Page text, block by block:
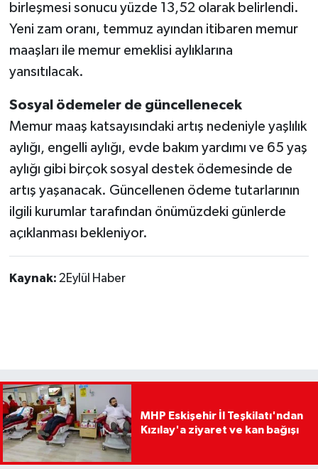
birleşmesi sonucu yüzde 13,52 olarak belirlendi.
Yeni zam oranı, temmuz ayından itibaren memur
maaşları ile memur emeklisi aylıklarına
yansıtılacak.
Sosyal ödemeler de güncellenecek
Memur maaş katsayısındaki artış nedeniyle yaşlılık
aylığı, engelli aylığı, evde bakım yardımı ve 65 yaş
aylığı gibi birçok sosyal destek ödemesinde de
artış yaşanacak. Güncellenen ödeme tutarlarının
ilgili kurumlar tarafından önümüzdeki günlerde
açıklanması bekleniyor.
Kaynak: 2Eylül Haber
MHP Eskişehir İl Teşkilatı'ndan
Kızılay'a ziyaret ve kan bağışı